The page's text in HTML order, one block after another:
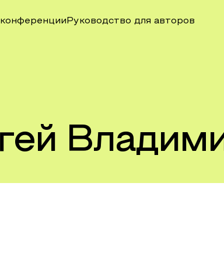
Руководство для авторов